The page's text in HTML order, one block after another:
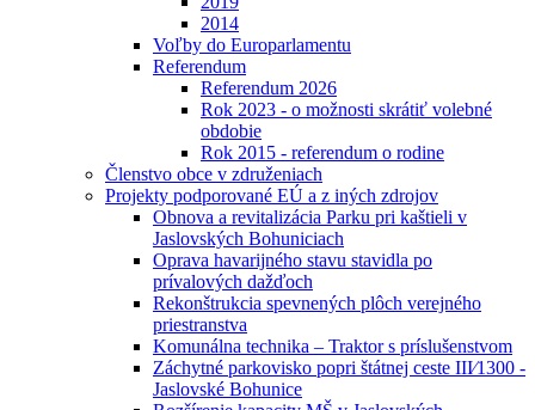
2014
Voľby do Europarlamentu
Referendum
Referendum 2026
Rok 2023 - o možnosti skrátiť volebné
obdobie
Rok 2015 - referendum o rodine
Členstvo obce v združeniach
Projekty podporované EÚ a z iných zdrojov
Obnova a revitalizácia Parku pri kaštieli v
Jaslovských Bohuniciach
Oprava havarijného stavu stavidla po
prívalových dažďoch
Rekonštrukcia spevnených plôch verejného
priestranstva
Komunálna technika – Traktor s príslušenstvom
Záchytné parkovisko popri štátnej ceste III⁄1300 -
Jaslovské Bohunice